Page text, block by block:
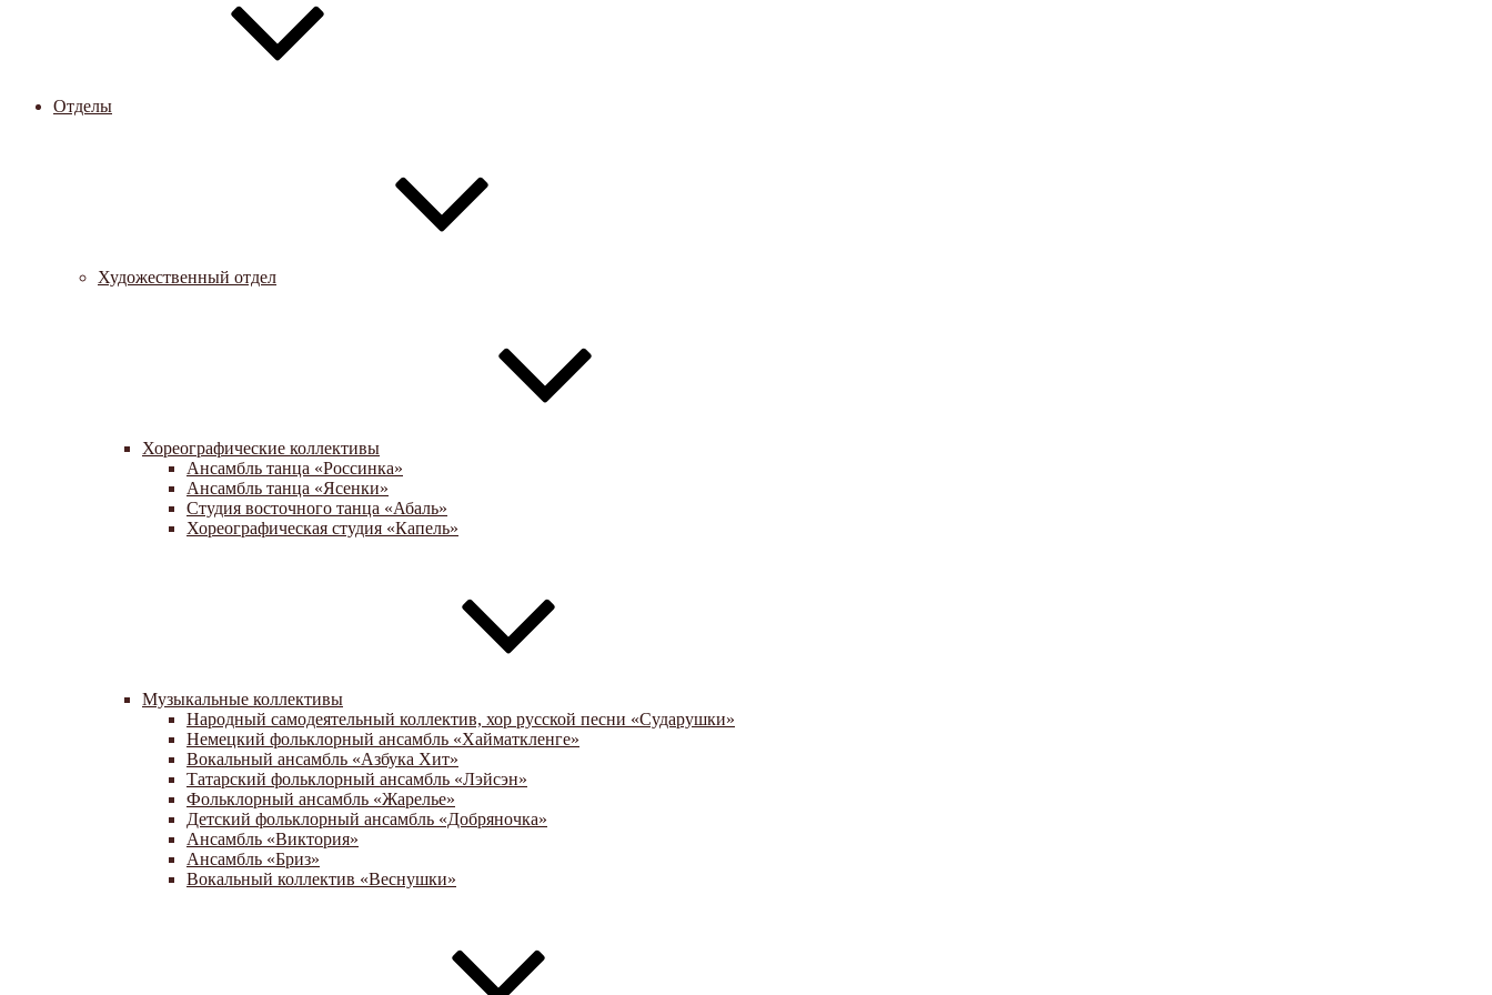
Отделы
Художественный отдел
Хореографические коллективы
Ансамбль танца «Россинка»
Ансамбль танца «Ясенки»
Студия восточного танца «Абаль»
Хореографическая студия «Капель»
Музыкальные коллективы
Народный самодеятельный коллектив, хор русской песни «Сударушки»
Немецкий фольклорный ансамбль «Хайматкленге»
Вокальный ансамбль «Азбука Хит»
Татарский фольклорный ансамбль «Лэйсэн»
Фольклорный ансамбль «Жарелье»
Детский фольклорный ансамбль «Добряночка»
Ансамбль «Виктория»
Ансамбль «Бриз»
Вокальный коллектив «Веснушки»